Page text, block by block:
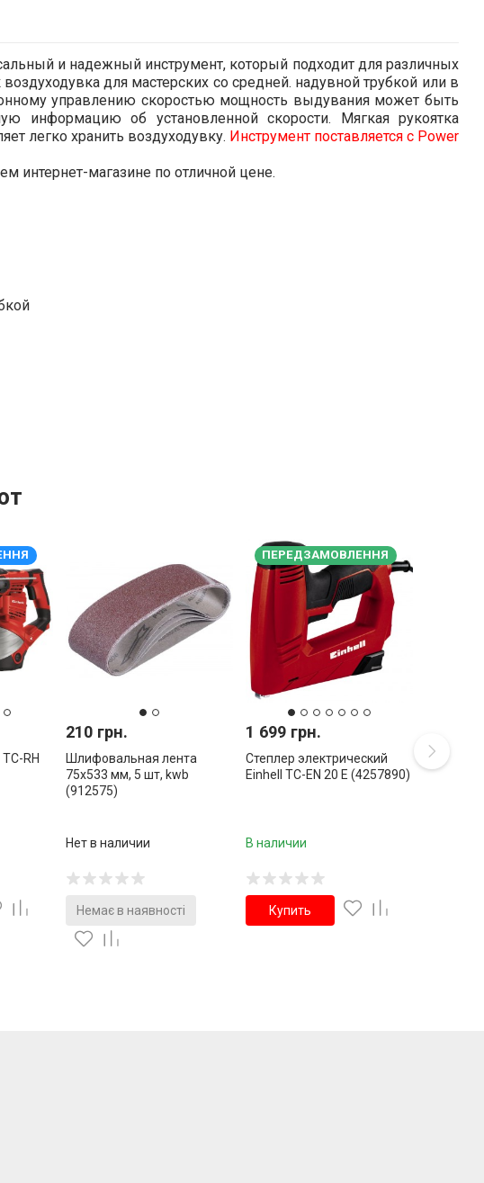
и надежный инструмент, который подходит для различных
для мастерских со средней. надувной трубкой или в
управлению скоростью мощность выдувания может быть
информацию об установленной скорости. Мягкая рукоятка
легко хранить воздуходувку. Инструмент поставляется с Power
интернет-магазине по отличной цене.
RH
210 грн.
Шлифовальная лента
75х533 мм, 5 шт, kwb
(912575)
Нет в наличии
Немає в наявності
ПЕРЕДЗАМОВЛЕННЯ
1 699 грн.
Степлер электрический
Einhell TC-EN 20 E (4257890)
В наличии
Купить